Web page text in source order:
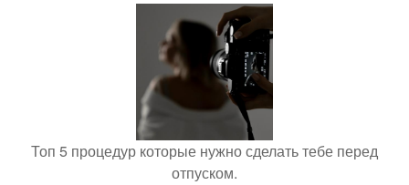
Топ 5 процедур которые нужно сделать тебе перед
отпуском.